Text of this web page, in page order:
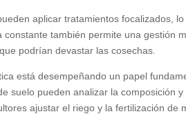
aplicar tratamientos focalizados,
también permite una gestión
podrían devastar las cosechas.
está desempeñando un papel
suelo pueden analizar la composición
ajustar el riego y la fertilización de